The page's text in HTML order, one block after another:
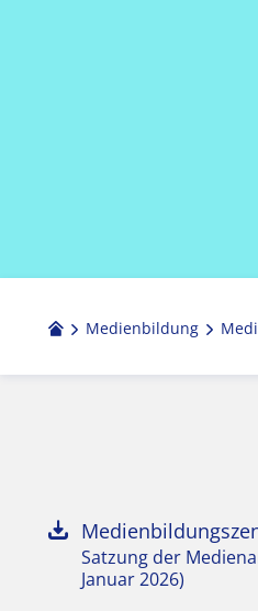
Medienbildung
Satzung der
Januar 2026)